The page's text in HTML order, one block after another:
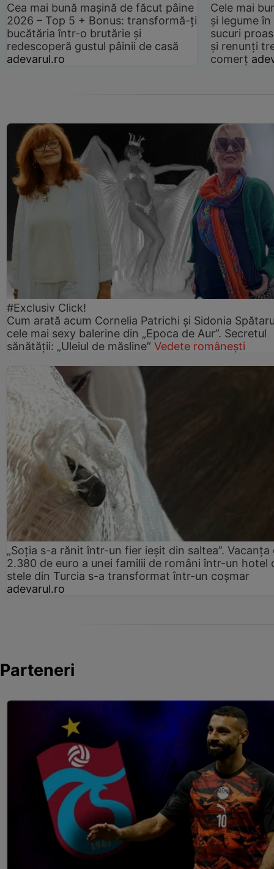
Cea mai bună mașină de făcut pâine
2026 – Top 5 + Bonus: transformă-ți
bucătăria într-o brutărie și
redescoperă gustul pâinii de casă
adevarul.ro
Cele mai
și legume
sucuri
și renunți
comerț
#Exclusiv Click!
Cum arată acum Cornelia Patrichi și Sidonia
cele mai sexy balerine din „Epoca de Aur”. Secretul
sănătății: „Uleiul de măsline” Vedete românești
„Soția s-a rănit într-un fier ieșit din saltea”. Vacanța
2.380 de euro a unei familii de români într-un hotel
stele din Turcia s-a transformat într-un coșmar
adevarul.ro
Parteneri